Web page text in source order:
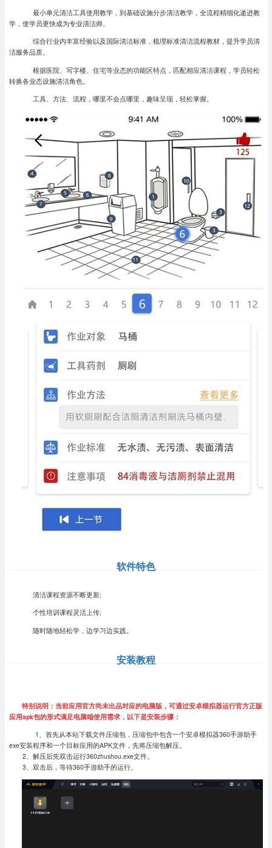
最小单元清洁工具使用教学，到基础设施分步清洁教学，全流程精细化递进教
学，使学员更快成为专业清洁师。
综合行业内丰富经验以及国际清洁标准，梳理标准清洁流程教材，提升学员清
洁服务品质。
根据医院、写字楼、住宅等业态的功能区特点，匹配相应清洁课程，学员轻松
转换各业态设施清洁角色。
工具、方法、流程，哪里不会点哪里，趣味呈现，轻松掌握。
软件特色
清洁课程资源不断更新;
个性培训课程灵活上传;
随时随地轻松学，边学习边实践。
安装教程
特别说明：当前应用官方尚未出品对应的电脑版，可通过安卓模拟器运行官方正版
应用apk包的形式满足电脑端使用需求，以下是安装步骤：
1、首先从本站下载文件压缩包，压缩包中包含一个安卓模拟器360手游助手
exe安装程序和一个目标应用的APK文件，先将压缩包解压。
2、解压后先双击运行360zhushou.exe文件。
3、双击后，等待360手游助手的运行。